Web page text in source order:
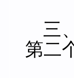
三
第二